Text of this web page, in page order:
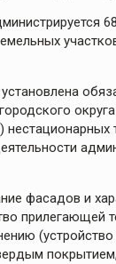
фасадов и
прилегающей
(устройство